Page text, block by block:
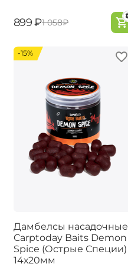
‍899‍ ₽‍1 058‍₽
-15%
Дамбелсы насадочные
Carptoday Baits Demon
Spice (Острые Специи)
14х20мм